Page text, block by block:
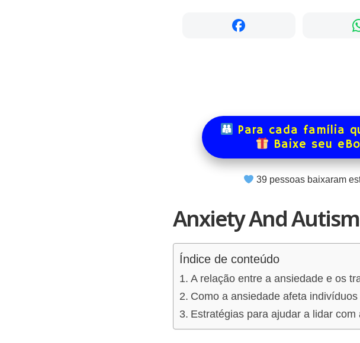
Para cada família
Baixe seu
39pessoas baixaram
Anxiety And
Índice de conteúdo
A relação entre a ansiedade e os
Como a ansiedade afeta
Estratégias para ajudar a lidar